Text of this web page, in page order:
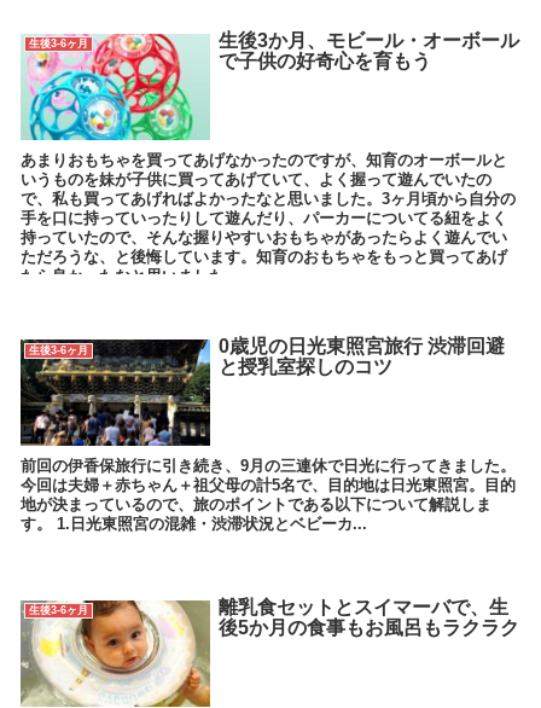
生後3-6ヶ月
生後3か月、モビール・オーボール
で子供の好奇心を育もう
あまりおもちゃを買ってあげなかったのですが、知育のオーボールと
いうものを妹が子供に買ってあげていて、よく握って遊んでいたの
で、私も買ってあげればよかったなと思いました。3ヶ月頃から自分の
手を口に持っていったりして遊んだり、パーカーについてる紐をよく
持っていたので、そんな握りやすいおもちゃがあったらよく遊んでい
ただろうな、と後悔しています。知育のおもちゃをもっと買ってあげ
たら良かったなと思いました。
生後3-6ヶ月
0歳児の日光東照宮旅行 渋滞回避
と授乳室探しのコツ
前回の伊香保旅行に引き続き、9月の三連休で日光に行ってきました。
今回は夫婦＋赤ちゃん＋祖父母の計5名で、目的地は日光東照宮。目的
地が決まっているので、旅のポイントである以下について解説しま
す。 1.日光東照宮の混雑・渋滞状況とベビーカ...
生後3-6ヶ月
離乳食セットとスイマーバで、生
後5か月の食事もお風呂もラクラク